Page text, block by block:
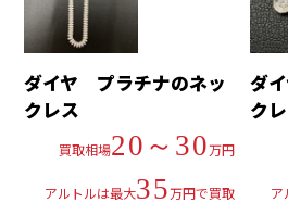
ダイヤ プラチナのネッ
クレス
買取相場20～30万円
アルトルは最大35万円で買取
ダ
ク
ア